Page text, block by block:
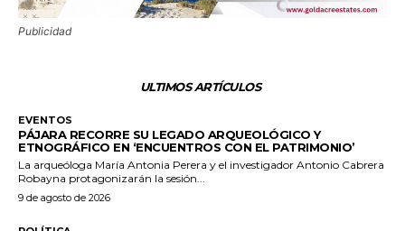
Publicidad
ULTIMOS ARTÍCULOS
EVENTOS
PÁJARA RECORRE SU LEGADO ARQUEOLÓGICO Y
ETNOGRÁFICO EN ‘ENCUENTROS CON EL PATRIMONIO’
La arqueóloga María Antonia Perera y el investigador Antonio Cabrera
Robayna protagonizarán la sesión...
9 de agosto de 2026